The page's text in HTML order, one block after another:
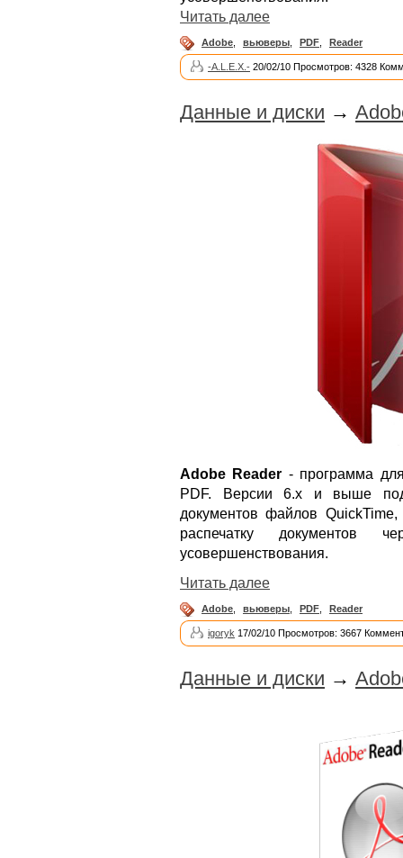
Читать далее
Adobe вьюверы PDF Reader
-A.L.E.X.- 20/02/10 Просмотров: 4328
Данные и диски →
Adobe Reader - программа
PDF. Версии 6.x и выше
документов файлов
распечатку документов
усовершенствования.
Читать далее
Adobe вьюверы PDF Reader
igoryk 17/02/10 Просмотров: 3667
Данные и диски →